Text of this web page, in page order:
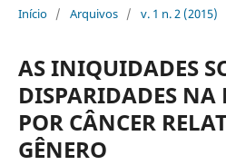
Início / Arquivos / v. 1 n. 2 (2015)
AS INIQUIDADES
DISPARIDADES
POR CÂNCER
GÊNERO